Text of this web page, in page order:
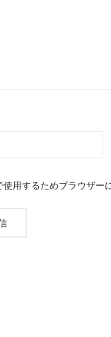
用するためブラウザー